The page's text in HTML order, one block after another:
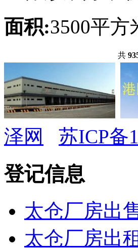
面积:3500平方
共
泽网 苏ICP备
登记信息
太仓厂房出
太仓厂房出